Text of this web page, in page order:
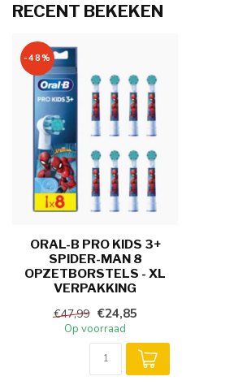
RECENT BEKEKEN
-48%
ORAL-B PRO KIDS 3+
SPIDER-MAN 8
OPZETBORSTELS - XL
VERPAKKING
€47,99 €24,85
Op voorraad